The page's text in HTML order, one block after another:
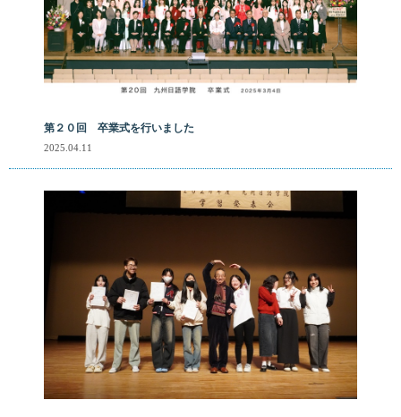
第２０回 卒業式を行いました
2025.04.11